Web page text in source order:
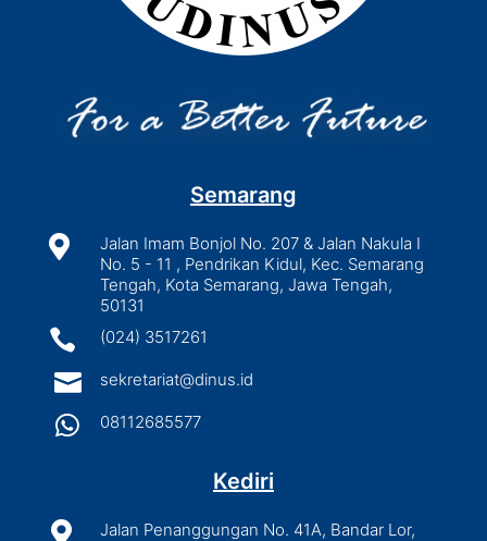
Semarang

Jalan Imam Bonjol No. 207 & Jalan Nakula I
No. 5 - 11 , Pendrikan Kidul, Kec. Semarang
Tengah, Kota Semarang, Jawa Tengah,
50131
 (024) 3517261
 sekretariat@dinus.id
 08112685577
Kediri

Jalan Penanggungan No. 41A, Bandar Lor,